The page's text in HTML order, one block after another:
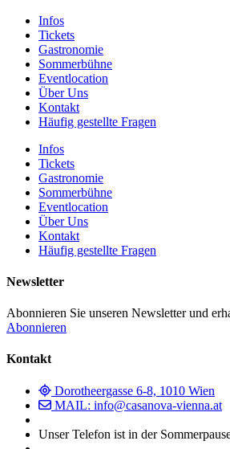
Infos
Tickets
Gastronomie
Sommerbühne
Eventlocation
Über Uns
Kontakt
Häufig gestellte Fragen
Infos
Tickets
Gastronomie
Sommerbühne
Eventlocation
Über Uns
Kontakt
Häufig gestellte Fragen
Newsletter
Abonnieren Sie unseren Newsletter und
Abonnieren
Kontakt
Dorotheergasse 6-8, 1010 Wien
MAIL: info@casanova-vienna.at
Unser Telefon ist in der